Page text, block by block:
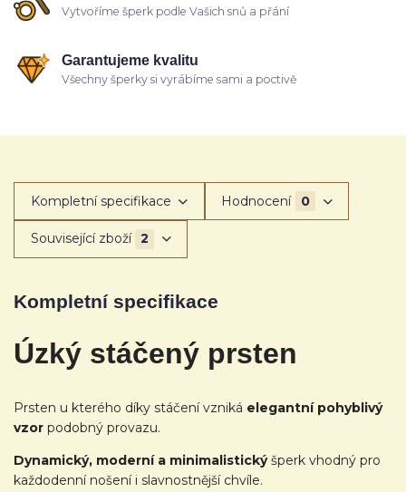
Vytvoříme šperk podle Vašich snů a přání
Garantujeme kvalitu
Všechny šperky si vyrábíme sami a poctivě
Kompletní specifikace Hodnocení 0
Související zboží 2
Kompletní specifikace
Úzký stáčený prsten
Prsten u kterého díky stáčení vzniká elegantní pohyblivý
vzor podobný provazu.
Dynamický, moderní a minimalistickýšperk vhodný pro
každodenní nošení i slavnostnější chvíle.